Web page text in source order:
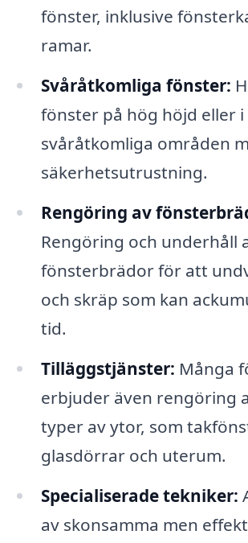
fönster, inklusive
ramar.
Svåråtkomliga fönster:
fönster på hög höjd eller i
svåråtkomliga områden
säkerhetsutrustning.
Rengöring av
Rengöring och underhåll
fönsterbrädor för att
och skräp som kan
tid.
Tilläggstjänster: Många
erbjuder även rengöring
typer av ytor, som
glasdörrar och uterum.
Specialiserade tekniker:
av skonsamma men